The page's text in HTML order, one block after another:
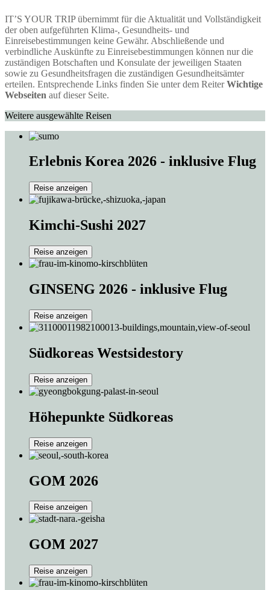
IT’S YOUR TRIP übernimmt für die Aktualität und Vollständigkeit
der oben aufgeführten Klima-, Gesundheits- und
Einreisebestimmungen keine Gewähr. Abschließende und
verbindliche Auskünfte zu Einreisebestimmungen können nur die
zuständigen Botschaften und Konsulate der jeweiligen Staaten
sowie zu Gesundheitsfragen die zuständigen Gesundheitsämter
erteilen. Entsprechende Links finden Sie unter dem ReiterWichtige
Webseiten auf dieser Seite.
Weitere ausgewählte Reisen
Erlebnis Korea 2026 - inklusive Flug
Reise anzeigen
Kimchi-Sushi 2027
Reise anzeigen
GINSENG 2026 - inklusive Flug
Reise anzeigen
Südkoreas Westsidestory
Reise anzeigen
Höhepunkte Südkoreas
Reise anzeigen
GOM 2026
Reise anzeigen
GOM 2027
Reise anzeigen